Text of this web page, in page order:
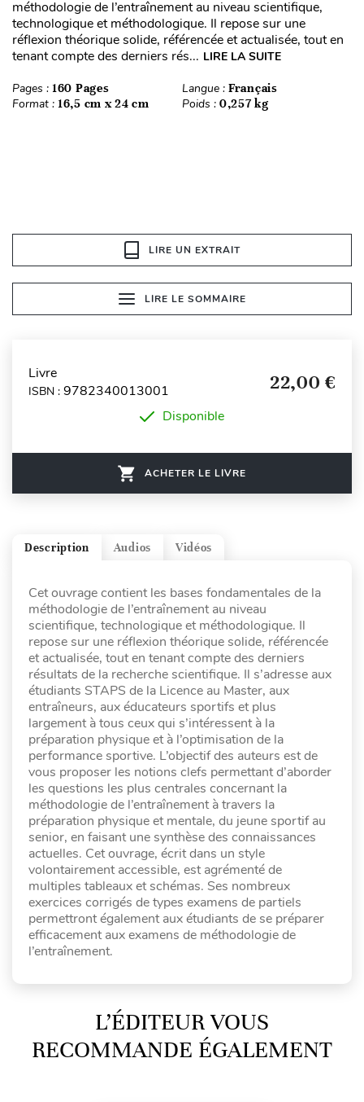
méthodologie de l’entraînement au niveau scientifique,
technologique et méthodologique. Il repose sur une
réflexion théorique solide, référencée et actualisée, tout en
tenant compte des derniers rés... LIRE LA SUITE
Pages : 160 Pages Langue : Français
Format : 16,5 cm x 24 cm Poids : 0,257 kg
LIRE UN EXTRAIT
LIRE LE SOMMAIRE
Livre
ISBN : 9782340013001 22,00 €
Disponible
ACHETER LE LIVRE
Vidéos
Audios
Description
Cet ouvrage contient les bases fondamentales de la
méthodologie de l’entraînement au niveau
scientifique, technologique et méthodologique. Il
repose sur une réflexion théorique solide, référencée
et actualisée, tout en tenant compte des derniers
résultats de la recherche scientifique. Il s’adresse aux
étudiants STAPS de la Licence au Master, aux
entraîneurs, aux éducateurs sportifs et plus
largement à tous ceux qui s’intéressent à la
préparation physique et à l’optimisation de la
performance sportive. L’objectif des auteurs est de
vous proposer les notions clefs permettant d’aborder
les questions les plus centrales concernant la
méthodologie de l’entraînement à travers la
préparation physique et mentale, du jeune sportif au
senior, en faisant une synthèse des connaissances
actuelles. Cet ouvrage, écrit dans un style
volontairement accessible, est agrémenté de
multiples tableaux et schémas. Ses nombreux
exercices corrigés de types examens de partiels
permettront également aux étudiants de se préparer
efficacement aux examens de méthodologie de
l’entraînement.
L’ÉDITEUR VOUS
RECOMMANDE ÉGALEMENT